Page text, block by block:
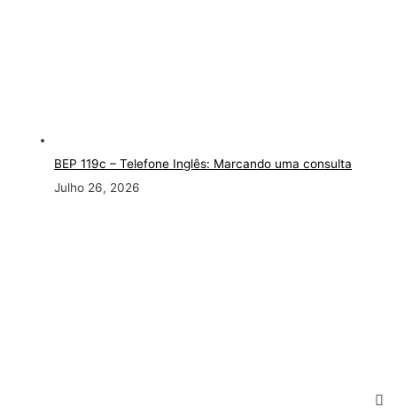
BEP 119c – Telefone Inglês: Marcando uma consulta
Julho 26, 2026